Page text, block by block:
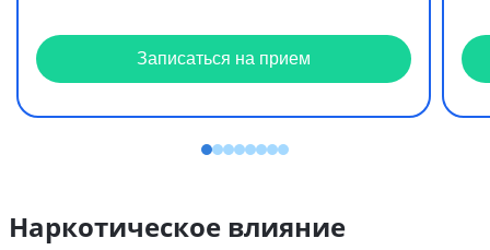
Записаться на прием
Наркотическое влияние